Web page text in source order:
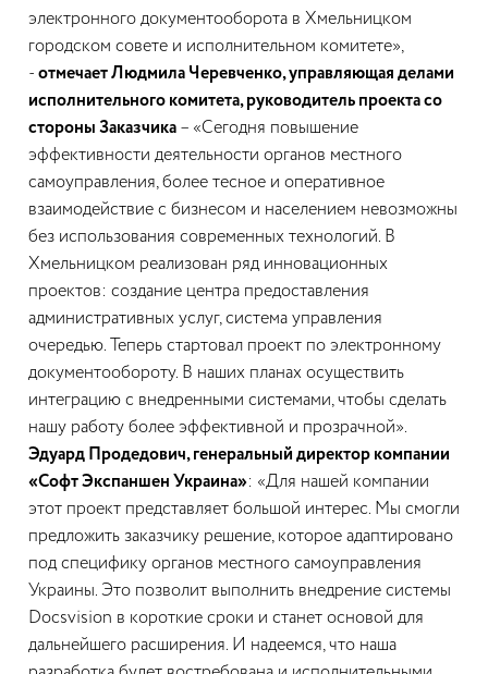
электронного документооборота в Хмельницком
городском совете и исполнительном комитете»,
- отмечает Людмила Черевченко, управляющая делами
исполнительного комитета, руководитель проекта со
стороны Заказчика – «Сегодня повышение
эффективности деятельности органов местного
самоуправления, более тесное и оперативное
взаимодействие с бизнесом и населением невозможны
без использования современных технологий. В
Хмельницком реализован ряд инновационных
проектов: создание центра предоставления
административных услуг, система управления
очередью. Теперь стартовал проект по электронному
документообороту. В наших планах осуществить
интеграцию с внедренными системами, чтобы сделать
нашу работу более эффективной и прозрачной».
Эдуард Продедович, генеральный директор компании
«Софт Экспаншен Украина»: «Для нашей компании
этот проект представляет большой интерес. Мы смогли
предложить заказчику решение, которое адаптировано
под специфику органов местного самоуправления
Украины. Это позволит выполнить внедрение системы
Docsvision в короткие сроки и станет основой для
дальнейшего расширения. И надеемся, что наша